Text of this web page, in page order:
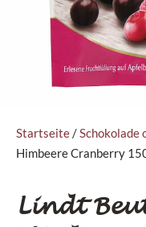
Startseite/Schokolade
Himbeere Cranberry
Lindt